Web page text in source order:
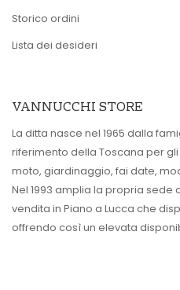
Storico ordini
Lista dei desideri
VANNUCCHI STORE
La ditta nasce nel 1965 dalla
riferimento della Toscana per
moto, giardinaggio, fai date,
Nel 1993 amplia la propria
vendita in Piano a Lucca che
offrendo così un elevata